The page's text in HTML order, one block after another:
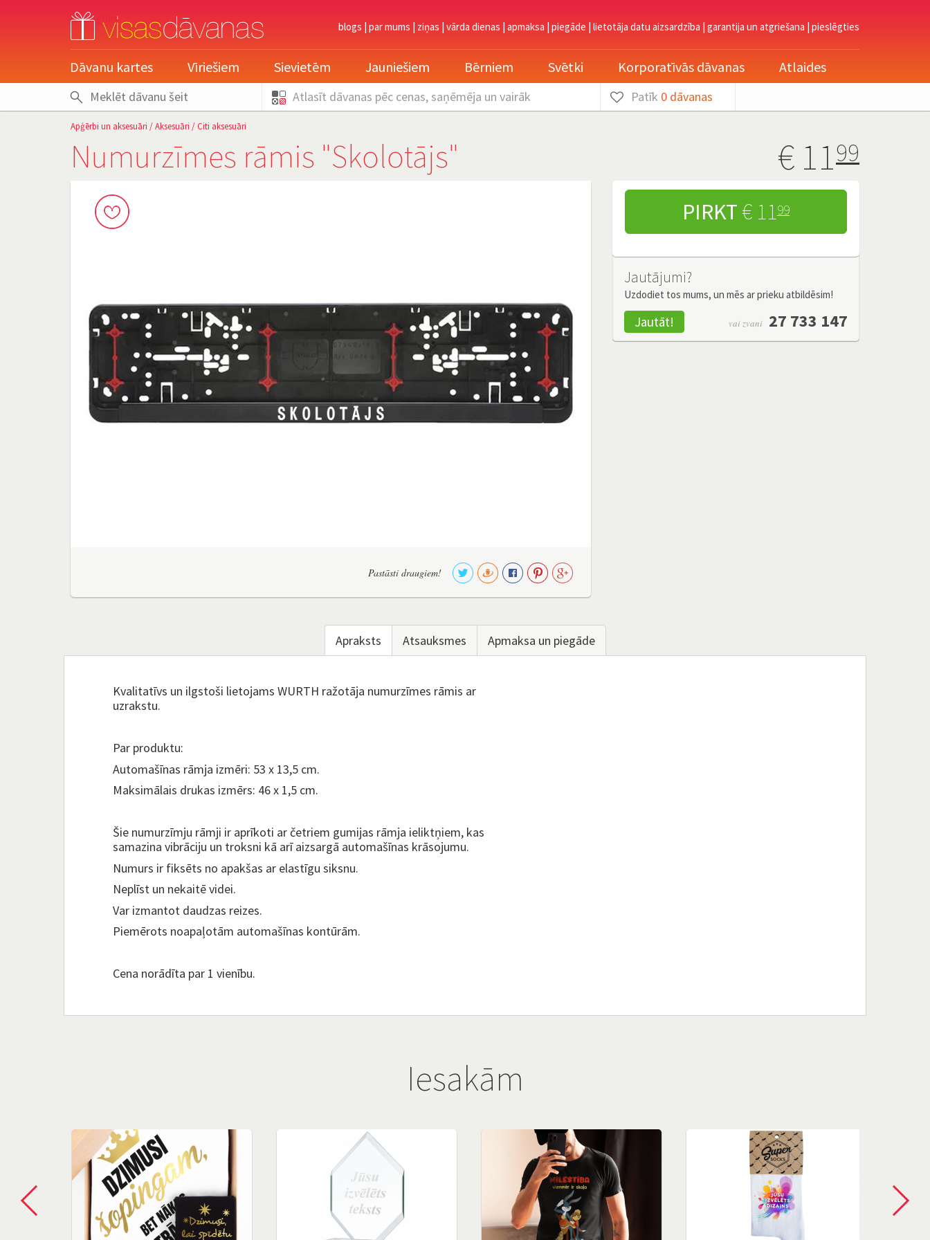
blogs | par mums | ziņas | vārda dienas | apmaksa | piegāde | lietotāja datu aizsardzība | garantija un atgriešana | pieslēgties
pieslēgties
Dāvanu kartes Vīriešiem Sievietēm Jauniešiem Bērniem Svētki Korporatīvās dāvanas Atlaides
Atlasīt dāvanas pēc cenas, saņēmēja un vairāk Patīk 0dāvanas
Apģērbi un aksesuāri /Aksesuāri /Citi aksesuāri
Numurzīmes rāmis "Skolotājs" € 1199
Pastāsti draugiem!
PIRKT € 1199
Jautājumi?
Uzdodiet tos mums, un mēs ar prieku atbildēsim!
Jautāt! vai zvani 27 733 147
Apraksts Atsauksmes Apmaksa un piegāde
Kvalitatīvs un ilgstoši lietojams WURTH ražotāja numurzīmes rāmis ar
uzrakstu.
Par produktu:
Automašīnas rāmja izmēri: 53 x 13,5 cm.
Maksimālais drukas izmērs: 46 x 1,5 cm.
Šie numurzīmju rāmji ir aprīkoti ar četriem gumijas rāmja ieliktņiem, kas
samazina vibrāciju un troksni kā arī aizsargā automašīnas krāsojumu.
Numurs ir fiksēts no apakšas ar elastīgu siksnu.
Neplīst un nekaitē videi.
Var izmantot daudzas reizes.
Piemērots noapaļotām automašīnas kontūrām.
Cena norādīta par 1 vienību.
Iesakām